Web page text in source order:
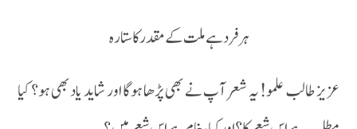
ہر فرد ہے ملت کے مقدر کا ستارہ
عزیز طالب علمو! یہ شعر آپ نے بھی پڑھا ہوگا اور شاید یاد بھی ہو؟ کیا